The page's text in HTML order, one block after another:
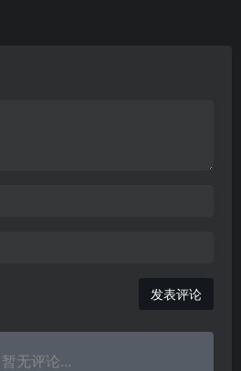
发表评论
暂无评论...